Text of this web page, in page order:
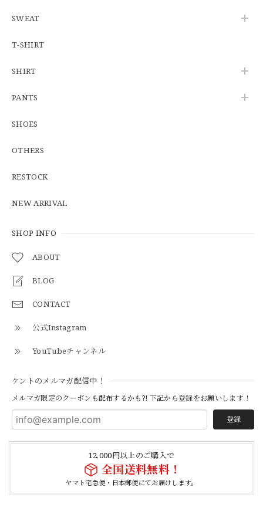
SWEAT
T-SHIRT
SHIRT
PANTS
SHOES
OTHERS
RESTOCK
NEW ARRIVAL
SHOP INFO
ABOUT
BLOG
CONTACT
公式Instagram
YouTubeチャンネル
ケントのメルマガ配信中！
メルマガ限定のクーポンも配布するかも?! 下記から登録をお願いします！
登録
12,000円以上のご購入で
全国送料無料！
ヤマト宅急便・日本郵便にてお届けします。
【Cooperstown Ball Cap】Made in USA Baseball Cap "1938 HOLLYWOOD STARS" 新品 クーパーズタウンボールキャップ ハリウッドスターズ 6パネル
とても早く対応頂きありがとうございました。
2026/04/21
NAVY
2026/04/21
【USED】Canadian Army IECS Fleece Pants 実物 カナダ軍 フリースパンツ ユーズド
⑥サイズ
2026/04/17